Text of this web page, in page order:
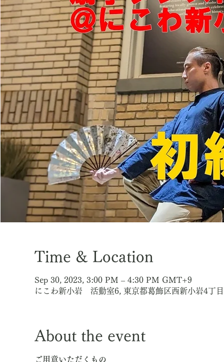
Time & Location
Sep 30, 2023, 3:00 PM – 4:30 PM GMT+9
にこわ新小岩 活動室6, 東京都葛飾区西新小岩4丁
About the event
ご用意いただくもの